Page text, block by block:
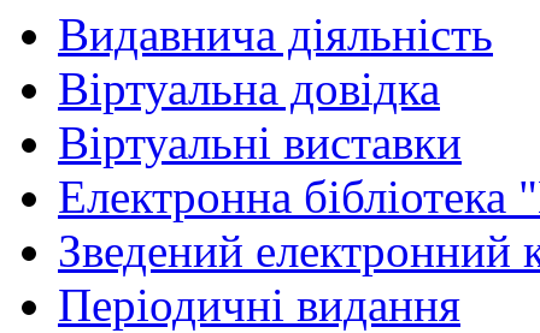
Видавнича діяльність
Віртуальна довідка
Віртуальні виставки
Електронна
Зведений електронний
Періодичні видання